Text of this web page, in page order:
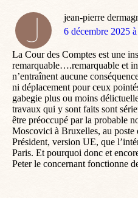
jean-pierre
dit
6 décembre 2025
La Cour des Comptes est une
remarquable….remarquable et
n’entraînent aucune
ni déplacement pour ceux
gabegie plus ou moins
travaux qui y sont faits sont
être préoccupé par la probable
Moscovici à Bruxelles, au poste
Président, version UE, que
Paris. Et pourquoi donc et
Peter le concernant fonctionne